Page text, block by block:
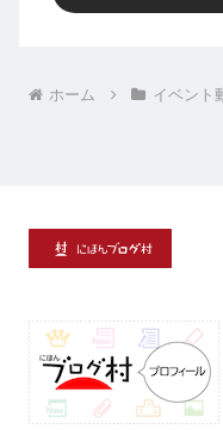
ホーム イベント